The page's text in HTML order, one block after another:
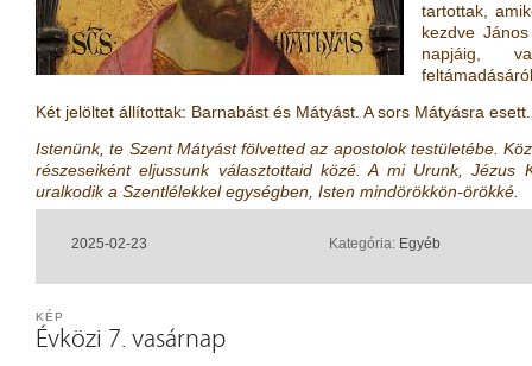
tartottak,
kezdve
napjáig,
Két jelöltet állítottak: Barnabást és Mátyást. A sors Mátyásra esett.
Istenünk, te Szent Mátyást fölvetted az apostolok testületébe.
részeseiként eljussunk választottaid közé. A mi Urunk,
uralkodik a Szentlélekkel egységben, Isten mindörökkön-örökké.
2025-02-23 Kategória: Egyéb
Évközi 7. vasárnap
KÉP